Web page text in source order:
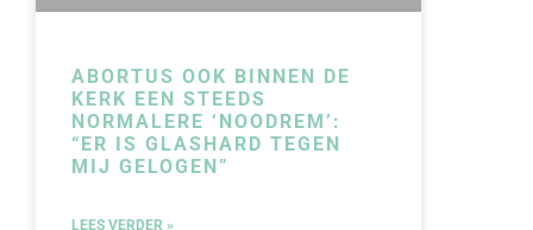
ABORTUS OOK BINNEN DE
KERK EEN STEEDS
NORMALERE ‘NOODREM’:
“ER IS GLASHARD TEGEN
MIJ GELOGEN”
LEES VERDER »